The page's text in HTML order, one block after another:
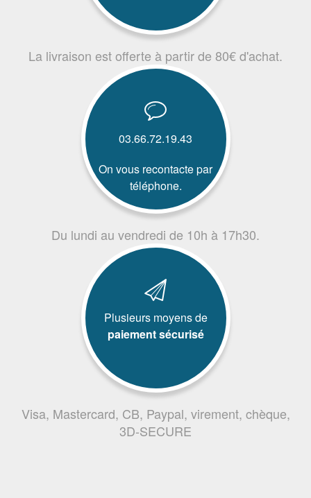
La livraison est offerte à partir de 80€ d'achat.
03.66.72.19.43
On vous recontacte par
téléphone.
Du lundi au vendredi de 10h à 17h30.
Plusieurs moyens de
paiement sécurisé
Visa, Mastercard, CB, Paypal, virement, chèque,
3D-SECURE